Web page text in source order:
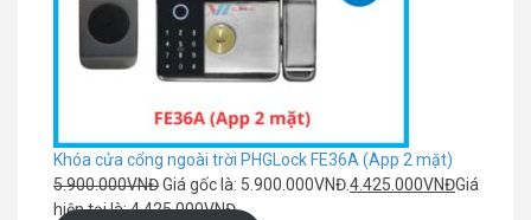
Khóa cửa cổng ngoài trời PHGLock FE36A (App 2 mặt)
5.900.000VNĐGiá gốc là: 5.900.000VNĐ.4.425.000VNĐGiá
hiện tại là: 4.425.000VNĐ.